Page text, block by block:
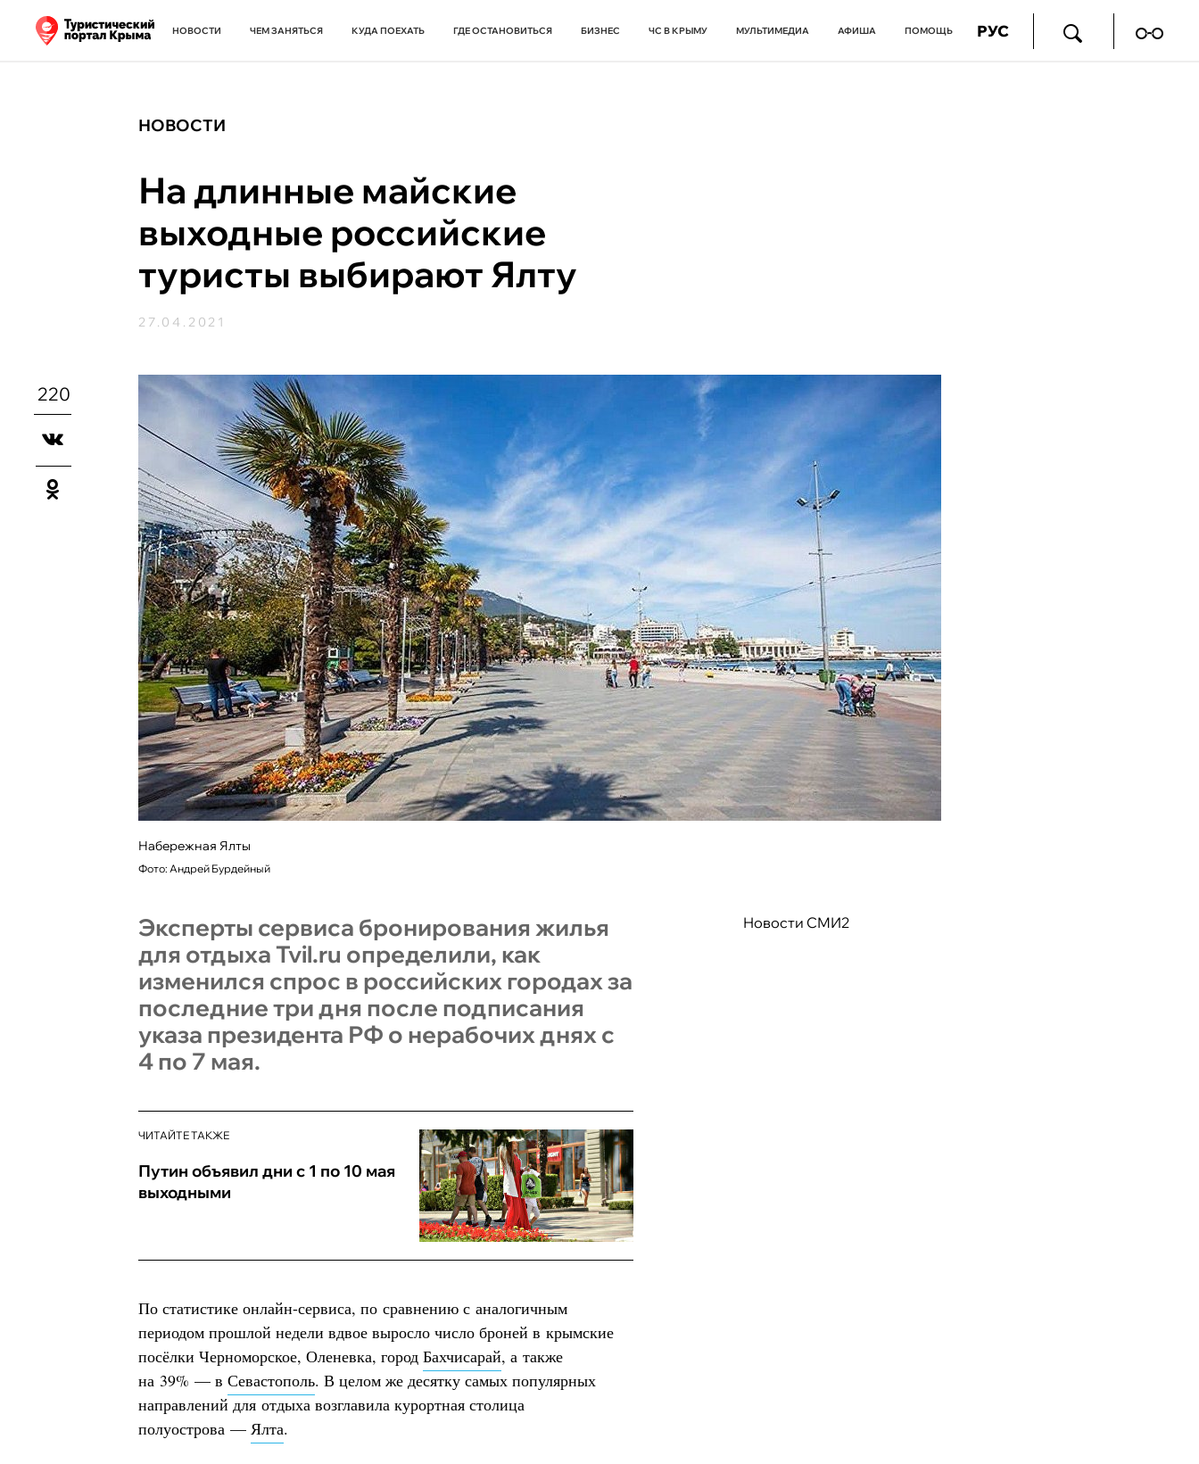
НОВОСТИ ЧЕМ ЗАНЯТЬСЯ КУДА ПОЕХАТЬ ГДЕ ОСТАНОВИТЬСЯ БИЗНЕС ЧС В КРЫМУ МУЛЬТИМЕДИА АФИША ПОМОЩЬ РУС
НОВОСТИ
На длинные майские
выходные российские
туристы выбирают Ялту
27.04.2021
220
Набережная Ялты
Фото: Андрей Бурдейный
Новости СМИ2
Эксперты сервиса бронирования жилья
для отдыха Tvil.ru определили, как
изменился спрос в российских городах за
последние три дня после подписания
указа президента РФ о нерабочих днях с
4 по 7 мая.
ЧИТАЙТЕ ТАКЖЕ
Путин объявил дни с 1 по 10 мая
выходными
По статистике онлайн-сервиса, по сравнению с аналогичным
периодом прошлой недели вдвое выросло число броней в крымские
посёлки Черноморское, Оленевка, город Бахчисарай, а также
на 39% — в Севастополь. В целом же десятку самых популярных
направлений для отдыха возглавила курортная столица
полуострова — Ялта.